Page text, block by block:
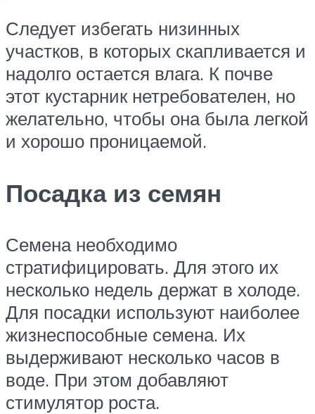
Следует избегать низинных
участков, в которых скапливается и
надолго остается влага. К почве
этот кустарник нетребователен, но
желательно, чтобы она была легкой
и хорошо проницаемой.
Посадка из семян
Семена необходимо
стратифицировать. Для этого их
несколько недель держат в холоде.
Для посадки используют наиболее
жизнеспособные семена. Их
выдерживают несколько часов в
воде. При этом добавляют
стимулятор роста.